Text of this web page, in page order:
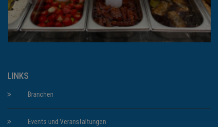
LINKS
Branchen
Events und Veranstaltungen